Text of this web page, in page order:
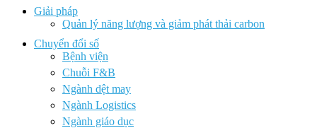
Giải pháp
Quản lý năng lượng và giảm phát thải carbon
Chuyển đổi số
Bệnh viện
Chuỗi F&B
Ngành dệt may
Ngành Logistics
Ngành giáo dục